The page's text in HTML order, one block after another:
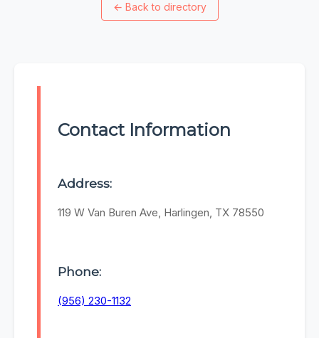
← Back to directory
Contact Information
Address:
119 W Van Buren Ave, Harlingen, TX 78550
Phone:
(956) 230-1132